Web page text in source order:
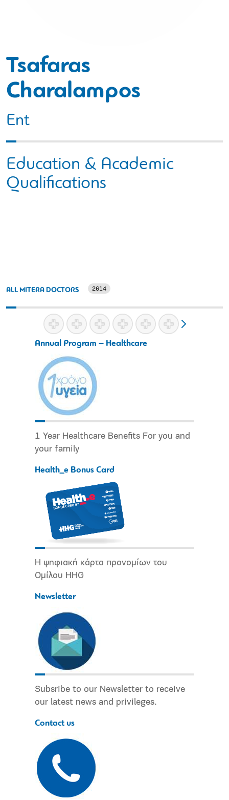
Tsafaras
Charalampos
Εnt
Education & Academic
Qualifications
ALL MITERA DOCTORS 2614
Annual Program – Healthcare
1 Year Healthcare Benefits For you and
your family
Health_e Bonus Card
Η ψηφιακή κάρτα προνομίων του
Ομίλου HHG
Newsletter
Subsribe to our Newsletter to receive
our latest news and privileges.
Contact us